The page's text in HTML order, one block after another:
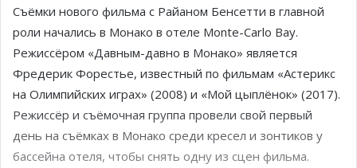
Съёмки нового фильма с Райаном Бенсетти в главной
роли начались в Монако в отеле Monte-Carlo Bay.
Режиссёром «Давным-давно в Монако» является
Фредерик Форестье, известный по фильмам «Астерикс
на Олимпийских играх» (2008) и «Мой цыплёнок» (2017).
Режиссёр и съёмочная группа провели свой первый
день на съёмках в Монако среди кресел и зонтиков у
бассейна отеля, чтобы снять одну из сцен фильма.